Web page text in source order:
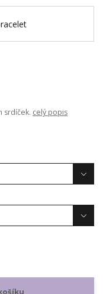
srdíček. celý popis